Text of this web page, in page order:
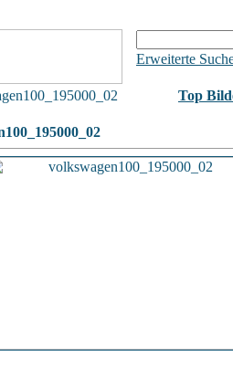
Erweiterte
Top